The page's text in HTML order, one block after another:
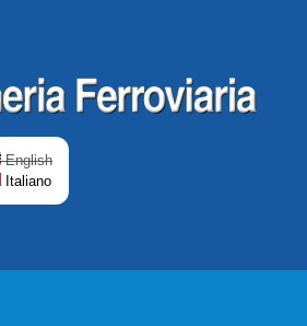
English
Italiano